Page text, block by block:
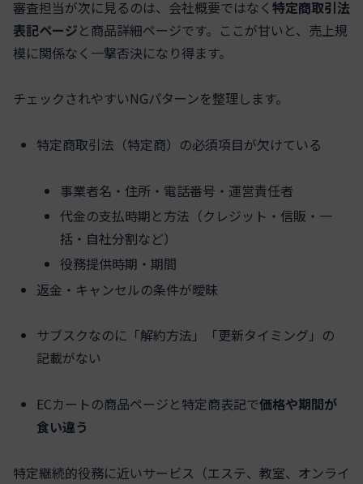
審査担当が次に見るのは、会社概要ではなく 特定商取引法
表記ページと商品詳細ページです。ここが甘いと、売上規
模に関係なく一撃否決になり得ます。
チェックされやすいNGパターンを整理します。
特定商取引法（特定商）の必須項目が欠けている
事業者名・住所・電話番号・運営責任者
代金の支払時期と方法（クレジット・信販・一
括・自社分割など）
役務提供時期・期間
返金・キャンセルの条件が曖昧
サブスクなのに「解約方法」「更新タイミング」の
記載がない
ECカートの商品ページと特定商表記で価格や期間が
食い違う
特定継続的役務に近いサービス（エステ、教室、オンライ